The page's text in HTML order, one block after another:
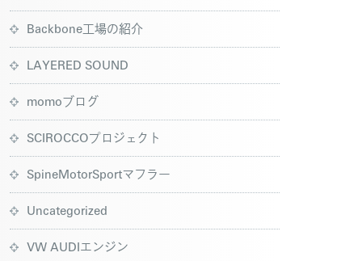
Backbone工場の紹介
LAYERED SOUND
momoブログ
SCIROCCOプロジェクト
SpineMotorSportマフラー
Uncategorized
VW AUDIエンジン